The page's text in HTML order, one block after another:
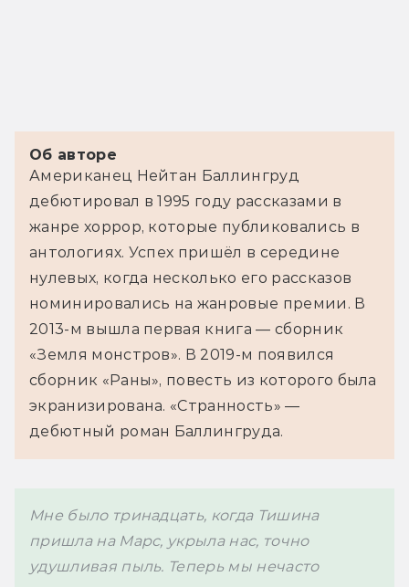
Об авторе
Американец Нейтан Баллингруд
дебютировал в 1995 году рассказами в
жанре хоррор, которые публиковались в
антологиях. Успех пришёл в середине
нулевых, когда несколько его рассказов
номинировались на жанровые премии. В
2013-м вышла первая книга — сборник
«Земля монстров». В 2019-м появился
сборник «Раны», повесть из которого была
экранизирована. «Странность» —
дебютный роман Баллингруда.
Мне было тринадцать, когда Тишина
пришла на Марс, укрыла нас, точно
удушливая пыль. Теперь мы нечасто